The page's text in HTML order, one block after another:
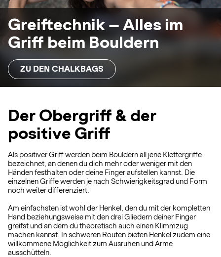
Greiftechnik – Alles im
Griff beim Bouldern
ZU DEN CHALKBAGS
Der Obergriff & der
positive Griff
Als positiver Griff werden beim Bouldern all jene Klettergriffe
bezeichnet, an denen du dich mehr oder weniger mit den
Händen festhalten oder deine Finger aufstellen kannst. Die
einzelnen Griffe werden je nach Schwierigkeitsgrad und Form
noch weiter differenziert.
Am einfachsten ist wohl der Henkel, den du mit der kompletten
Hand beziehungsweise mit den drei Gliedern deiner Finger
greifst und an dem du theoretisch auch einen Klimmzug
machen kannst. In schweren Routen bieten Henkel zudem eine
willkommene Möglichkeit zum Ausruhen und Arme
ausschütteln.